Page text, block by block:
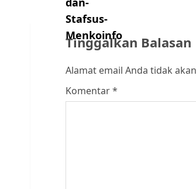
Tinggalkan Balasan
Alamat email Anda tidak
Komentar*